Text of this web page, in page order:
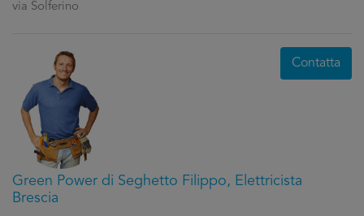
via Solferino
Green Power di Seghetto Filippo, Elettricista
Brescia
Contatta